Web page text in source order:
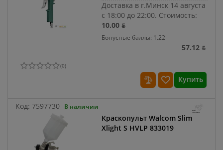
Доставка в г.Минск 14 августа
с 18:00 до 22:00. Стоимость:
10.00 ƃ
Бонусные баллы: 1.22
57.12 ƃ
(0)
Купить
Код: 7597730 В наличии
Краскопульт Walcom Slim
Xlight S HVLP 833019